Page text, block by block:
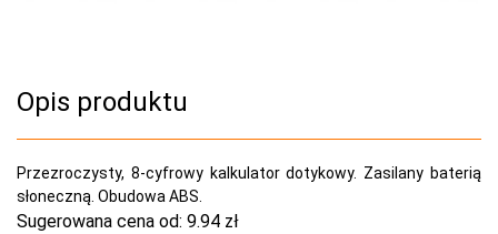
Opis produktu
Przezroczysty, 8-cyfrowy kalkulator dotykowy. Zasilany baterią
słoneczną. Obudowa ABS.
Sugerowana cena od: 9.94 zł